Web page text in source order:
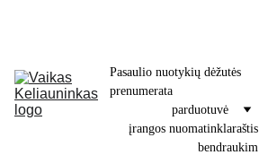
Pasaulio nuotykių dėžutės
prenumerata
parduotuvė
įrangos nuomatinklaraštis
bendraukim